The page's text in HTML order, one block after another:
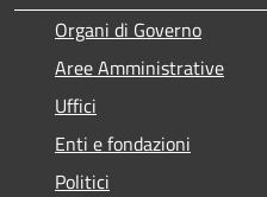
Organi di Governo
Aree Amministrative
Uffici
Enti e fondazioni
Politici